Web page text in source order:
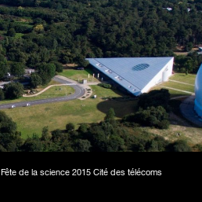
Fête de la science 2015 Cité des télécoms